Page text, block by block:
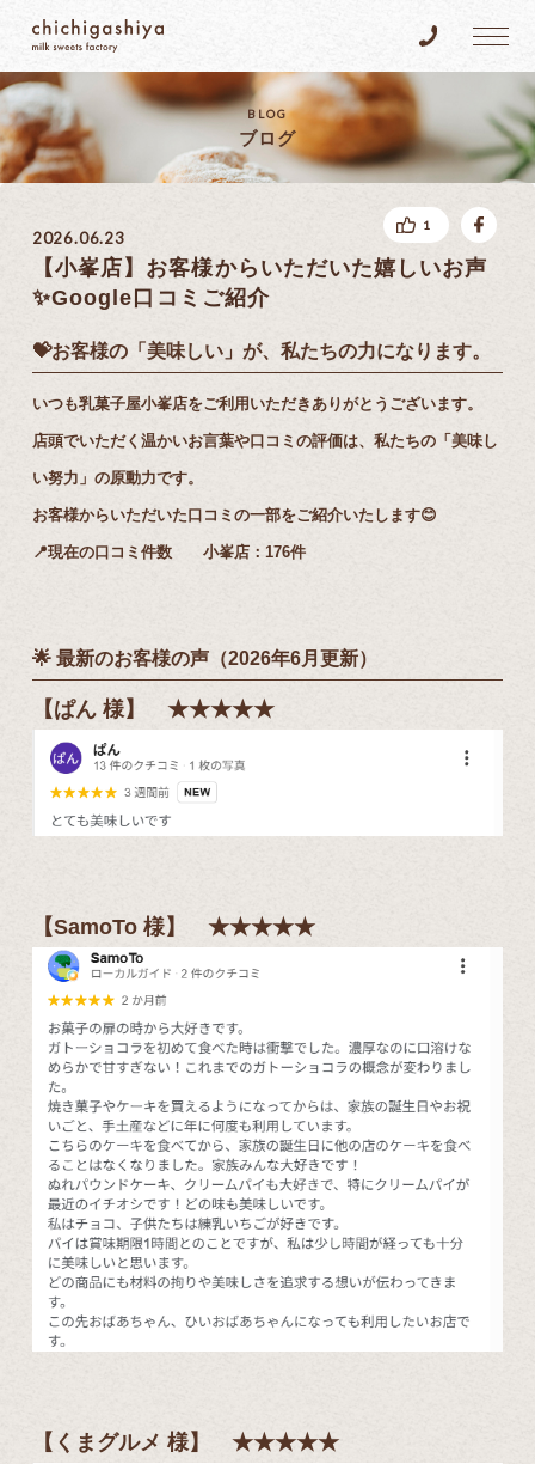
乳菓子屋 Tel.096-
BLOG
ブログ
2026.06.23
【小峯店】お客様からいただいた嬉しいお声
✨Google口コミご紹介
💝お客様の「美味しい」が、私たちの力になります。
いつも乳菓子屋小峯店をご利用いただきありがとうございます。
店頭でいただく温かいお言葉や口コミの評価は、私たちの「美味し
い努力」の原動力です。
お客様からいただいた口コミの一部をご紹介いたします😊
📍現在の口コミ件数 小峯店：176件
🌟 最新のお客様の声（2026年6月更新）
【ぱん 様】 ★★★★★
【SamoTo 様】 ★★★★★
【くまグルメ 様】 ★★★★★
1